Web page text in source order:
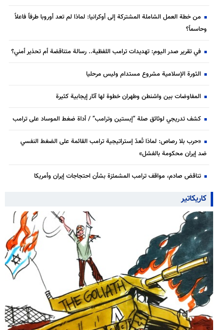
من خطة العمل الشاملة المشتركة إلى أوكرانيا: لماذا لم تعد أوروبا طرفاً فاعلاً
وحاسماً؟
في تقرير صدر اليوم: تهديدات ترامب اللفظية.. رسالة متناقضة أم تحذير أمني؟
الثورة الإسلامية مشروع مستدام وليس مرحليا
المفاوضات بين واشنطن وطهران خطوة لها آثار إيجابية كثيرة
كشف تدريجي لوثائق صلة “إبستين وترامب” / أداة ضغط الموساد على ترامب
«حرب بلا رصاص: لماذا تُعدّ إستراتيجية ترامب القائمة على الضغط النفسي
ضد إيران محكومة بالفشل»
تناقض صادم، مواقف ترامب المشمئزة بشأن احتجاجات إيران وأمريكا
كاريكاتير